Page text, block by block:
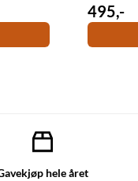
495,-
hele året